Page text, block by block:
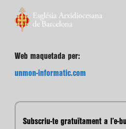
Web maquetada per:
unmon-informatic.com
Subscriu-te gratuïtament a l’e-